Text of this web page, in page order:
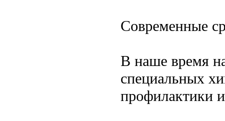
Современные
В наше время
специальных
профилактики